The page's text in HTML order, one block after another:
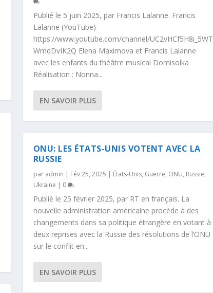
Publié le 5 juin 2025, par Francis Lalanne. Francis
Lalanne (YouTube)
https://www.youtube.com/channel/UC2vHCf5H8i_5WT
WmdDvIK2Q Elena Maximova et Francis Lalanne
avec les enfants du théâtre musical Domisolka
Réalisation : Nonna...
EN SAVOIR PLUS
ONU: LES ÉTATS-UNIS VOTENT AVEC LA
RUSSIE
par admin | Fév 25, 2025 | États-Unis, Guerre, ONU, Russie,
Ukraine | 0
Publié le 25 février 2025, par RT en français. La
nouvelle administration américaine procède à des
changements dans sa politique étrangère en votant à
deux reprises avec la Russie des résolutions de l’ONU
sur le conflit en...
EN SAVOIR PLUS